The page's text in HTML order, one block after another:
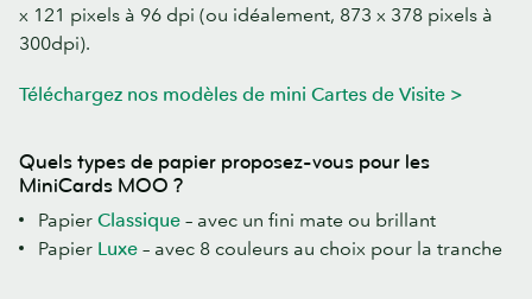
x 121 pixels à 96 dpi (ou idéalement, 873 x 378 pixels à
300dpi).
Téléchargez nos modèles de mini Cartes de Visite >
Quels types de papier proposez-vous pour les
MiniCards MOO ?
Papier Classique – avec un fini mate ou brillant
Papier Luxe – avec 8 couleurs au choix pour la tranche